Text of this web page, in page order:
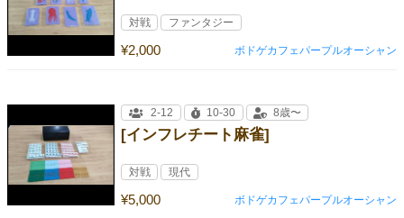
¥2,000
対戦 ファンタジー
ボドゲカフェパープルオーシャン
[インフレチート麻雀]
¥5,000
2-12 10-30 8歳〜
対戦 現代
ボドゲカフェパープルオーシャン